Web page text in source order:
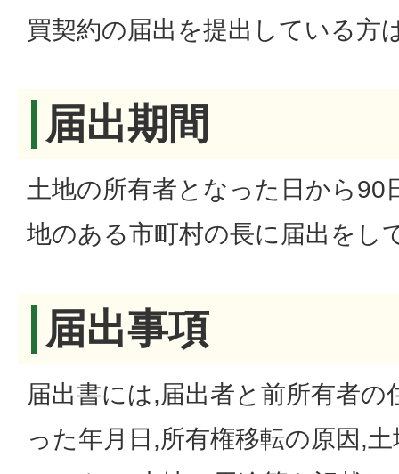
買契約の届出を提出している方
届出期間
土地の所有者となった日から90
地のある市町村の長に届出をし
届出事項
届出書には,届出者と前所有者の
った年月日,所有権移転の原因,